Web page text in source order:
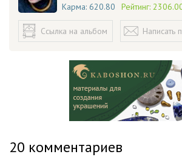
Карма: 620.80 Рейтинг:
Ссылка на альбом Написать
20 комментариев